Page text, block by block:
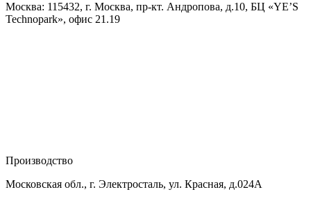
Москва: 115432, г. Москва, пр-кт. Андропова, д.10, БЦ «YE’S
Technopark», офис 21.19
Производство
Московская обл., г. Электросталь, ул. Красная, д.024А